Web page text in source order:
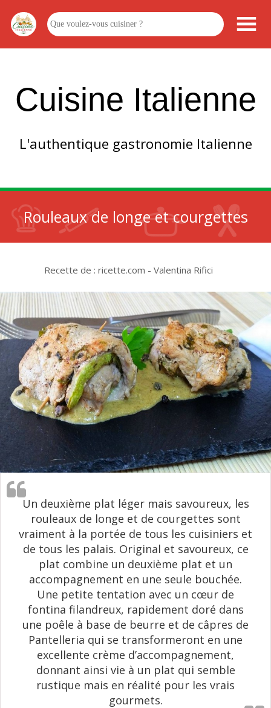
Cuisine Italienne
L'authentique gastronomie Italienne
Rouleaux de longe et courgettes
Recette de : ricette.com - Valentina Rifici
Un deuxième plat léger mais savoureux, les
rouleaux de longe et de courgettes sont
vraiment à la portée de tous les cuisiniers et
de tous les palais. Original et savoureux, ce
plat combine un deuxième plat et un
accompagnement en une seule bouchée.
Une petite tentation avec un cœur de
fontina filandreux, rapidement doré dans
une poêle à base de beurre et de câpres de
Pantelleria qui se transformeront en une
excellente crème d’accompagnement,
donnant ainsi vie à un plat qui semble
rustique mais en réalité pour les vrais
gourmets.